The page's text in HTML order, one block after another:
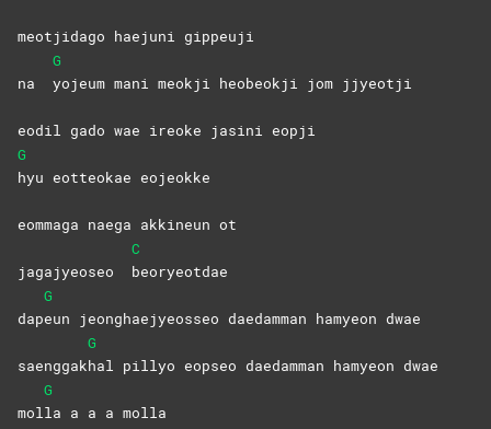
meotjidago haejuni gippeuji
na
G
yojeum mani meokji heobeokji jom jjyeotji
eodil gado wae ireoke jasini eopji
G
hyu eotteokae eojeokke
eommaga naega akkineun ot
jagajyeoseo
C
beoryeotdae
dap
G
eun jeonghaejyeosseo daedamman hamyeon dwae
saenggak
G
hal pillyo eopseo daedamman hamyeon dwae
mol
G
la a a a molla